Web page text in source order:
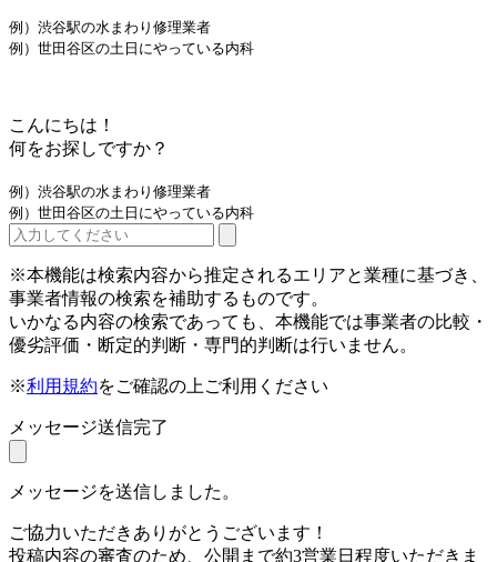
例）渋谷駅の水まわり修理業者
例）世田谷区の土日にやっている内科
こんにちは！
何をお探しですか？
例）渋谷駅の水まわり修理業者
例）世田谷区の土日にやっている内科
※本機能は検索内容から推定されるエリアと業種に基づき、
事業者情報の検索を補助するものです。
いかなる内容の検索であっても、本機能では事業者の比較・
優劣評価・断定的判断・専門的判断は行いません。
※利用規約をご確認の上ご利用ください
メッセージ送信完了
メッセージを送信しました。
ご協力いただきありがとうございます！
投稿内容の審査のため、公開まで約3営業日程度いただきま